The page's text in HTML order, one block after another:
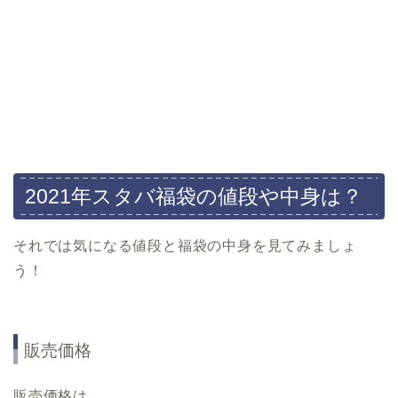
2021年スタバ福袋の値段や中身は？
それでは気になる値段と福袋の中身を見てみましょ
う！
販売価格